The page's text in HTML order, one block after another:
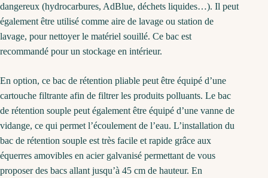
dangereux (hydrocarbures, AdBlue, déchets liquides…). Il peut
également être utilisé comme aire de lavage ou station de
lavage, pour nettoyer le matériel souillé. Ce bac est
recommandé pour un stockage en intérieur.
En option, ce bac de rétention pliable peut être équipé d’une
cartouche filtrante afin de filtrer les produits polluants. Le bac
de rétention souple peut également être équipé d’une vanne de
vidange, ce qui permet l’écoulement de l’eau. L’installation du
bac de rétention souple est très facile et rapide grâce aux
équerres amovibles en acier galvanisé permettant de vous
proposer des bacs allant jusqu’à 45 cm de hauteur. En